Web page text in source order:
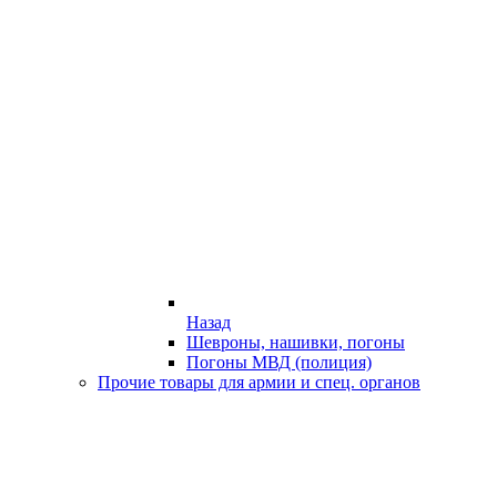
Назад
Шевроны, нашивки, погоны
Погоны МВД (полиция)
Прочие товары для армии и спец. органов